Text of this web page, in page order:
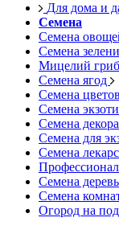
Для дома и
Семена
Семена
Семена
Мицелий
Семена ягод
Семена цветов
Семена
Семена
Семена для
Семена
Семена
Семена
Огород на